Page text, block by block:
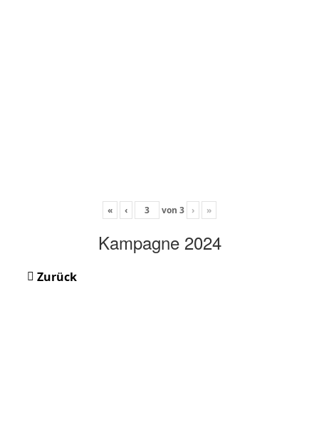
« ‹ von 3 › »
Kampagne 2024
Zurück